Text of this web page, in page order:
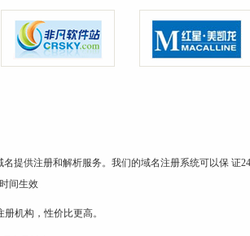
名提供注册和解析服务。我们的域名注册系统可以保 证
间生效
机构，性价比更高。